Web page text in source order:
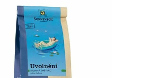
kukuričné cestoviny
kukurično-ryžové cestoviny pre deti
ryžové cestoviny
sady Sonnentor